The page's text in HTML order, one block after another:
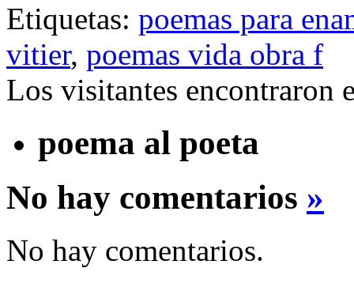
Etiquetas: poemas para
vitier, poemas vida obra f
Los visitantes encontraron
poema al poeta
No hay comentarios »
No hay comentarios.